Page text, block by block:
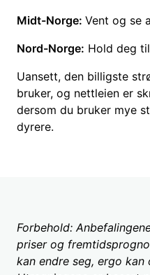
Midt-Norge: Vent og se
Nord-Norge: Hold deg
Uansett, den billigste
bruker, og nettleien er
dersom du bruker mye
dyrere.
Forbehold:
priser og
kan endre seg, ergo kan